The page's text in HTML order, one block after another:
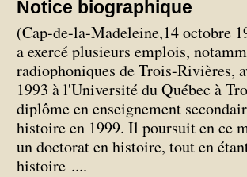
Notice biographique
(Cap-de-la-Madeleine,14 octobre
a exercé plusieurs emplois,
radiophoniques de Trois-Rivières,
1993 à l'Université du Québec à
diplôme en enseignement
histoire en 1999. Il poursuit en ce
un doctorat en histoire, tout en
histoire ....